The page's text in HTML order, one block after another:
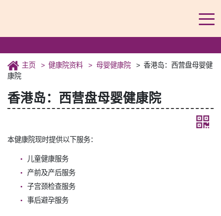
主页 健康院资料 母婴健康院
香港岛：西营盘母婴健
康院
香港岛：西营盘母婴健康院
本健康院现时提供以下服务：
儿童健康服务
产前及产后服务
子宫颈检查服务
事后避孕服务